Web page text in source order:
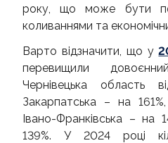
року, що може бути
коливаннями та
Варто відзначити, що у
перевищили
Чернівецька область
Закарпатська – на
Івано-Франківська – на
139%. У 2024 році